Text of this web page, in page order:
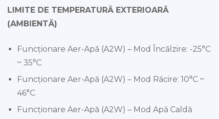
LIMITE DE TEMPERATURĂ EXTERIOARĂ
(AMBIENTĂ)
Funcționare Aer-Apă (A2W) – Mod Încălzire: -25°C
~ 35°C
Funcționare Aer-Apă (A2W) – Mod Răcire: 10°C ~
46°C
Funcționare Aer-Apă (A2W) – Mod Apă Caldă